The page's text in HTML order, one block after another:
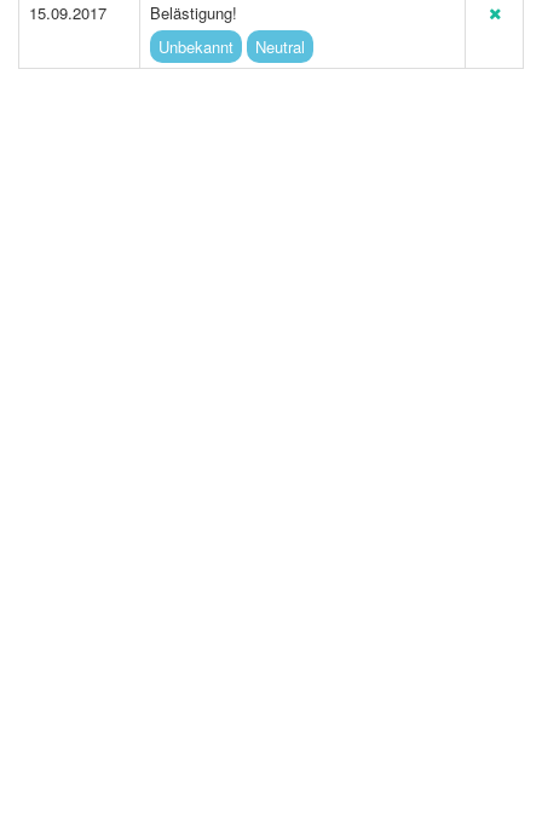
15.09.2017
Belästigung!
Unbekannt
Neutral